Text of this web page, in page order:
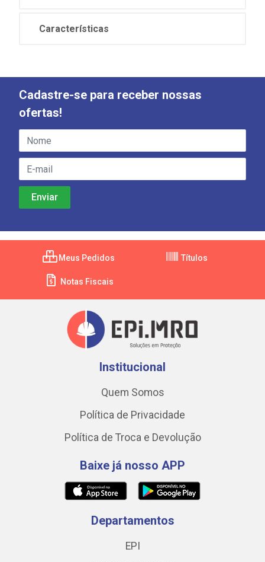
Características
Cadastre-se para receber nossas
ofertas!
Meus Pedidos Títulos
Notas Fiscais
Institucional
Quem Somos
Política de Privacidade
Política de Troca e Devolução
Baixe já nosso APP
Departamentos
EPI